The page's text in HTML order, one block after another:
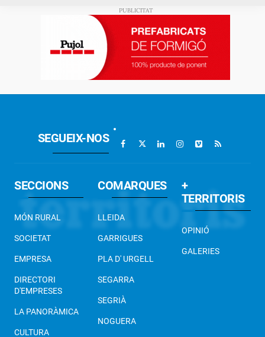
SEGUEIX-NOS
SECCIONS
MÓN RURAL
SOCIETAT
EMPRESA
DIRECTORI
D'EMPRESES
LA PANORÀMICA
CULTURA
COMARQUES
LLEIDA
GARRIGUES
PLA D' URGELL
SEGARRA
SEGRIÀ
NOGUERA
+
TERRITORIS
OPINIÓ
GALERIES